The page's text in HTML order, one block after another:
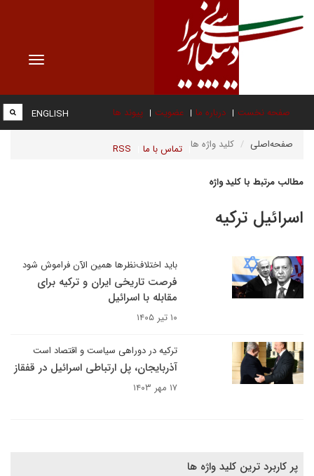
Toggle
صفحه نخست درباره ما عضویت پیوند ها
تماس با ما RSS
ENGLISH
صفحه‌اصلی کلید واژه ها
مطالب مرتبط با کلید واژه
اسرائیل ترکیه
باید اختلاف‌نظرها همین الآن فراموش شود
فرصت تاریخی ایران و ترکیه برای
مقابله با اسرائیل
۱۰ تیر ۱۴۰۵
ترکیه در دوراهی سیاست و اقتصاد است
آذربایجان، پل ارتباطی اسرائیل در قفقاز
۱۷ مهر ۱۴۰۳
پر کاربرد ترین کلید واژه ها